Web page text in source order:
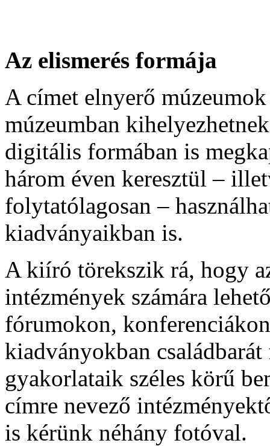
Az elismerés formája
A címet elnyerő
múzeumban
digitális formában is
három éven keresztül –
folytatólagosan –
kiadványaikban is.
A kiíró törekszik rá, hogy
intézmények számára
fórumokon,
kiadványokban
gyakorlataik széles körű
címre nevező
is kérünk néhány fotóval.